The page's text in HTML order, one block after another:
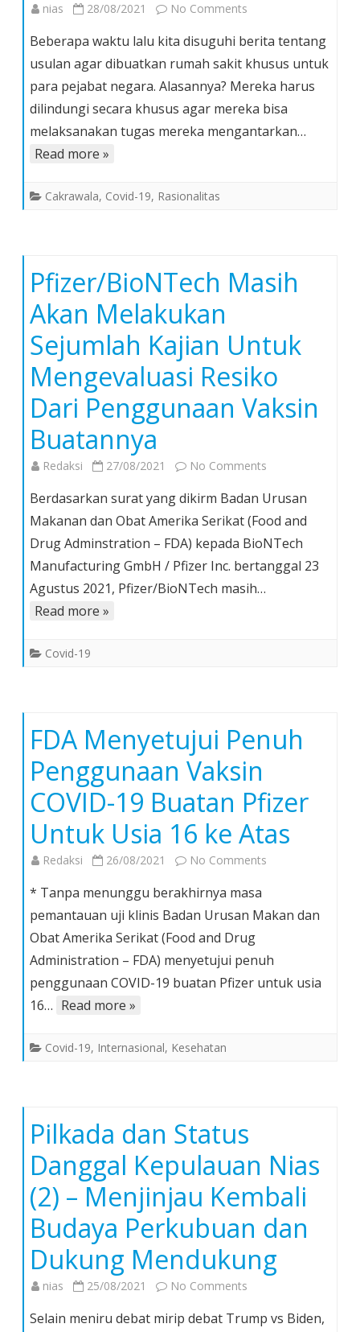
nias 28/08/2021 No Comments
Membuka
Topeng
Jiwa
Kita
Beberapa waktu lalu kita disuguhi berita tentang
usulan agar dibuatkan rumah sakit khusus untuk
para pejabat negara. Alasannya? Mereka harus
dilindungi secara khusus agar mereka bisa
melaksanakan tugas mereka mengantarkan…
Read more »
Cakrawala, Covid-19, Rasionalitas
Pfizer/BioNTech Masih
Akan Melakukan
Sejumlah Kajian Untuk
Mengevaluasi Resiko
Dari Penggunaan Vaksin
Buatannya
Redaksi 27/08/2021 No Comments
Masih
Akan
Melakukan
Sejumlah
Buatannya
Berdasarkan surat yang dikirm Badan Urusan
Makanan dan Obat Amerika Serikat (Food and
Drug Adminstration – FDA) kepada BioNTech
Manufacturing GmbH / Pfizer Inc. bertanggal 23
Agustus 2021, Pfizer/BioNTech masih…
Read more »
Covid-19
FDA Menyetujui Penuh
Penggunaan Vaksin
COVID-19 Buatan Pfizer
Untuk Usia 16 ke Atas
Redaksi 26/08/2021 No Comments
Penuh
Vaksin
COVID-
* Tanpa menunggu berakhirnya masa
pemantauan uji klinis Badan Urusan Makan dan
Obat Amerika Serikat (Food and Drug
Administration – FDA) menyetujui penuh
penggunaan COVID-19 buatan Pfizer untuk usia
16… Read more »
Covid-19, Internasional, Kesehatan
Pilkada dan Status
Danggal Kepulauan Nias
(2) – Menjinjau Kembali
Budaya Perkubuan dan
Dukung Mendukung
nias 25/08/2021 No Comments
dan
Selain meniru debat mirip debat Trump vs Biden,